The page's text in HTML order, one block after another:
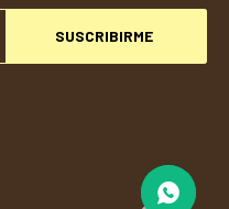
SUSCRIBIRME